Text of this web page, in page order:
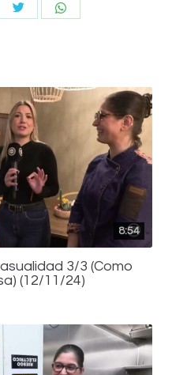
Compartir
8:54
3/3 (Como
(12/11/24)